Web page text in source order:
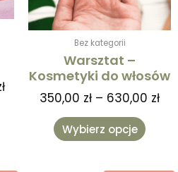
Bez kategorii
Warsztat –
Kosmetyki do włosów
350,00 zł – 630,00 zł
Wybierz opcje
stronie